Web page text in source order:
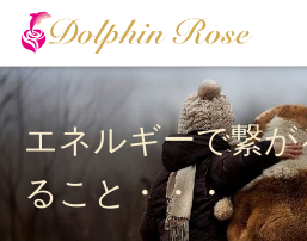
エネルギーで繋
ること・・・